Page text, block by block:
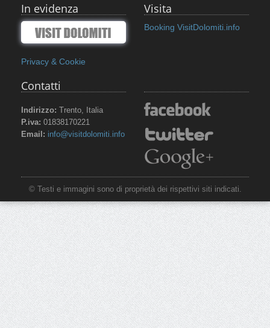
In evidenza
Privacy & Cookie
Visita
Booking VisitDolomiti.info
Contatti
Indirizzo: Trento, Italia
P.iva: 01838170221
Email: info@visitdolomiti.info
© Testi e immagini sono di proprietà dei rispettivi siti indicati.